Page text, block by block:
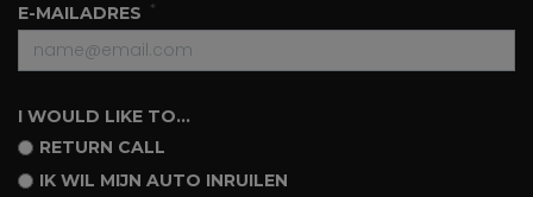
E-MAILADRES
I WOULD LIKE TO...
RETURN CALL
IK WIL MIJN AUTO INRUILEN